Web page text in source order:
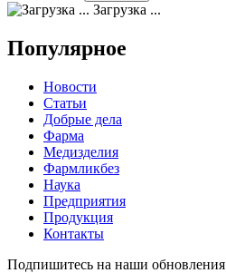
Загрузка ...
Популярное
Новости
Статьи
Добрые дела
Фарма
Медизделия
Фармликбез
Наука
Предприятия
Продукция
Контакты
Подпишитесь на наши обновления